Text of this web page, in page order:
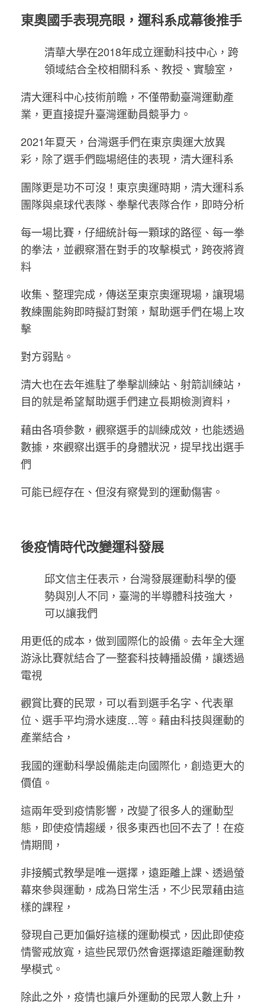
東奧國手表現亮眼，運科系成幕後推手
清華大學在2018年成立運動科技中心，跨
領域結合全校相關科系、教授、實驗室，
清大運科中心技術前瞻，不僅帶動臺灣運動產
業，更直接提升臺灣運動員競爭力。
2021年夏天，台灣選手們在東京奧運大放異
彩，除了選手們臨場絕佳的表現，清大運科系
團隊更是功不可沒！東京奧運時期，清大運科系
團隊與桌球代表隊、拳擊代表隊合作，即時分析
每一場比賽，仔細統計每一顆球的路徑、每一拳
的拳法，並觀察潛在對手的攻擊模式，跨夜將資
料
收集、整理完成，傳送至東京奧運現場，讓現場
教練團能夠即時擬訂對策，幫助選手們在場上攻
擊
對方弱點。
清大也在去年進駐了拳擊訓練站、射箭訓練站，
目的就是希望幫助選手們建立長期檢測資料，
藉由各項參數，觀察選手的訓練成效，也能透過
數據，來觀察出選手的身體狀況，提早找出選手
們
可能已經存在、但沒有察覺到的運動傷害。
後疫情時代改變運科發展
邱文信主任表示，台灣發展運動科學的優
勢與別人不同，臺灣的半導體科技強大，
可以讓我們
用更低的成本，做到國際化的設備。去年全大運
游泳比賽就結合了一整套科技轉播設備，讓透過
電視
觀賞比賽的民眾，可以看到選手名字、代表單
位、選手平均滑水速度…等。藉由科技與運動的
產業結合，
我國的運動科學設備能走向國際化，創造更大的
價值。
這兩年受到疫情影響，改變了很多人的運動型
態，即使疫情趨緩，很多東西也回不去了！在疫
情期間，
非接觸式教學是唯一選擇，遠距離上課、透過螢
幕來參與運動，成為日常生活，不少民眾藉由這
樣的課程，
發現自己更加偏好這樣的運動模式，因此即使疫
情警戒放寬，這些民眾仍然會選擇遠距離運動教
學模式。
除此之外，疫情也讓戶外運動的民眾人數上升，